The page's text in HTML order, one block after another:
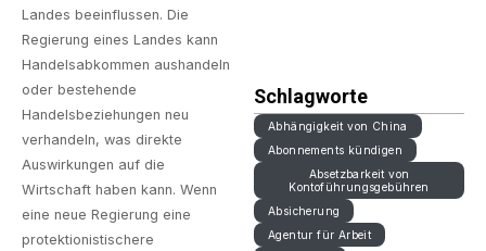
Landes beeinflussen. Die
Regierung eines Landes kann
Handelsabkommen aushandeln
oder bestehende
Handelsbeziehungen neu
verhandeln, was direkte
Auswirkungen auf die
Wirtschaft haben kann. Wenn
eine neue Regierung eine
protektionistischere
Schlagworte
Abhängigkeit von China
Abonnements kündigen
Absetzbarkeit von
Kontoführungsgebühren
Absicherung
Agentur für Arbeit